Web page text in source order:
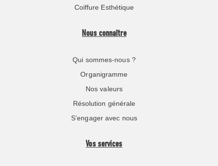
Coiffure Esthétique
Nous connaître
Qui sommes-nous ?
Organigramme
Nos valeurs
Résolution générale
S’engager avec nous
Vos services